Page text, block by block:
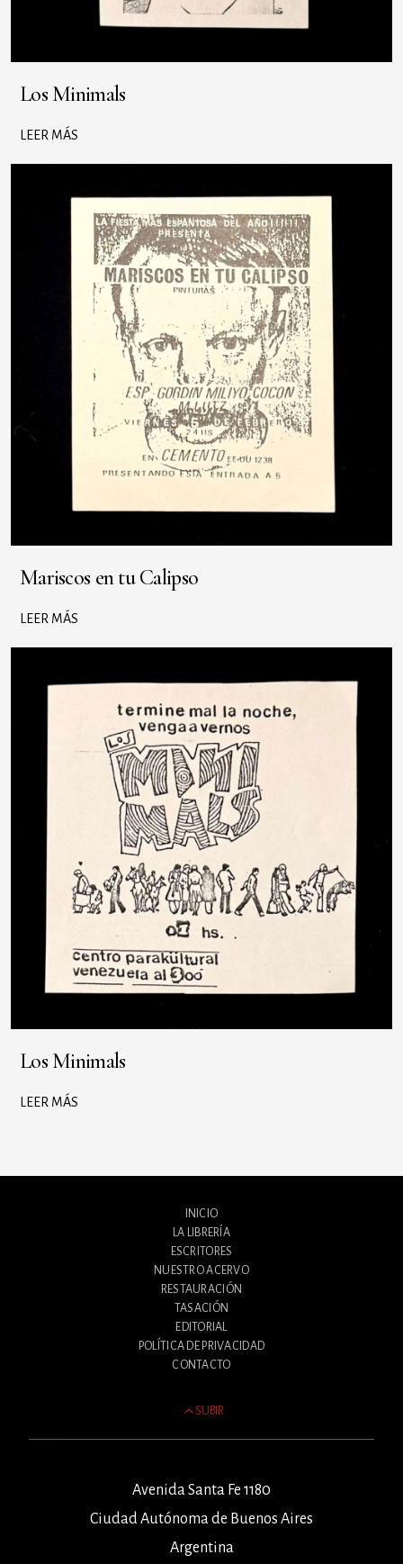
Los Minimals
LEER MÁS
Mariscos en tu Calipso
LEER MÁS
Los Minimals
LEER MÁS
INICIO
LA LIBRERÍA
ESCRITORES
NUESTRO ACERVO
RESTAURACIÓN
TASACIÓN
EDITORIAL
POLÍTICA DE PRIVACIDAD
CONTACTO
SUBIR
Avenida Santa Fe 1180
Ciudad Autónoma de Buenos Aires
Argentina